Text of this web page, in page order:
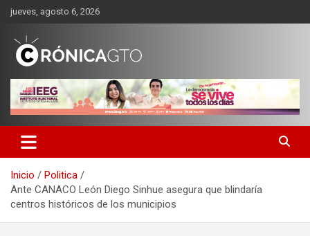
Saltar
contenido
jueves, agosto 6, 2026
CRONICA GUANAJUATO
Inicio
Politica
Ante CANACO León Diego Sinhue asegura que blindaría
centros históricos de los municipios